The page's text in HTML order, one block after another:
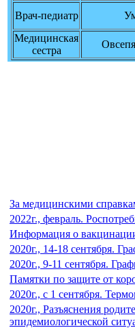
Врач-педиатр
Медицинская
сестра
За медицинскими
2022г., февраль.
Информация о
2020г., 14-18 сентября.
2020г., 9-11 сентября.
Памятки по защите от
2020г., с 1 сентября.
2020г., Разъяснения
эпидемиологической